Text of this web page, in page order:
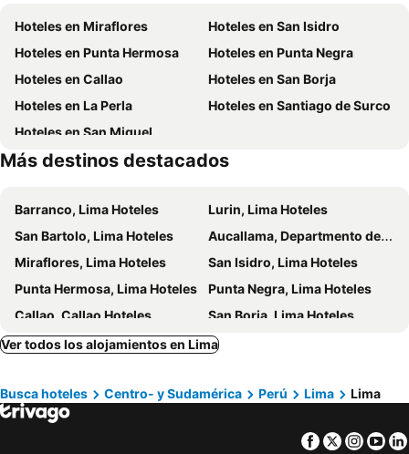
El Pardo Lima - A DoubleTree by Hilton Hotel
qema Lima
INNSiDE by Meliá Lima Miraflores
Courtyard by Marriott Lima Miraflores
San Agustin Exclusive
Tierra Viva Miraflores Larco
Jose Antonio Executive
Hotel Señorial
Hotel Nobility
Hotel Miramar
Casa Andina Premium San Isidro
Hotel Continental Lima
Plaza Mayor Lima
Hotel Rivera Inn
Dazzler by Wyndham Lima San Isidro
Antares Inn
Country Club Lima Hotel
Aku Hotels
ibis Styles Lima San Isidro
Blu Hotel Boutique
Holiday Inn Lima Miraflores By Ihg
Centro Comercial Plaza San Miguel
Santuario de Pachacamac
Chosica
Metro de Lima
Jockey Plaza
Paseo Colón
Hoteles en Miraflores
Hoteles en San Isidro
Hoteles en Punta Hermosa
Hoteles en Punta Negra
Hoteles en Callao
Hoteles en San Borja
Hoteles en La Perla
Hoteles en Santiago de Surco
Hoteles en San Miguel
Más destinos destacados
Barranco, Lima Hoteles
Lurin, Lima Hoteles
San Bartolo, Lima Hoteles
Aucallama, Departmento de Lima Hoteles
Miraflores, Lima Hoteles
San Isidro, Lima Hoteles
Punta Hermosa, Lima Hoteles
Punta Negra, Lima Hoteles
Callao, Callao Hoteles
San Borja, Lima Hoteles
Santiago de Surco, Lima Hoteles
La Perla, Callao Hoteles
Ollantaytambo, Cuzco Hoteles
Nazca, Ica Hoteles
Arequipa, Arequipa Hoteles
Ver todos los alojamientos en Lima
Busca hoteles Centro- y Sudamérica Perú Lima Lima
Facebook
Twitter